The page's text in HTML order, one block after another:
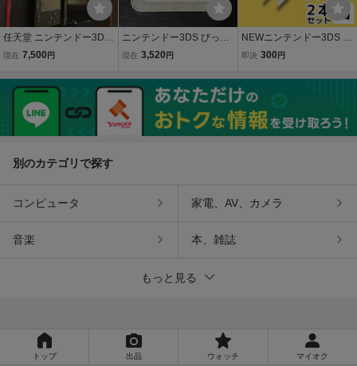
任天堂 ニンテンドー3DS
コスモブラック CTR-001
Dカード付
現在 7,500 円
ニンテンドー3DS びっく
り!とびだす!魔法のペン
現在 3,520 円
NEWニンテンドー3DS LL
タッチペン 2本 ホワイト
ー任天堂 ゲーム機 紛失用
即決 300 円
別のカテゴリで探す
コンピュータ 家電、AV、カメラ
音楽 本、雑誌
もっと見る
トップ 出品 ウォッチ マイオク